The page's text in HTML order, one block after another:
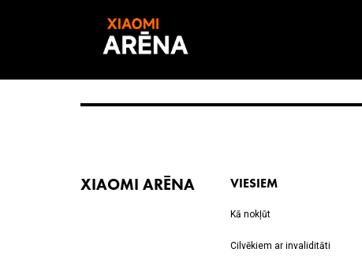
XIAOMI ARĒNA VIESIEM
Kā nokļūt
Cilvēkiem ar invaliditāti